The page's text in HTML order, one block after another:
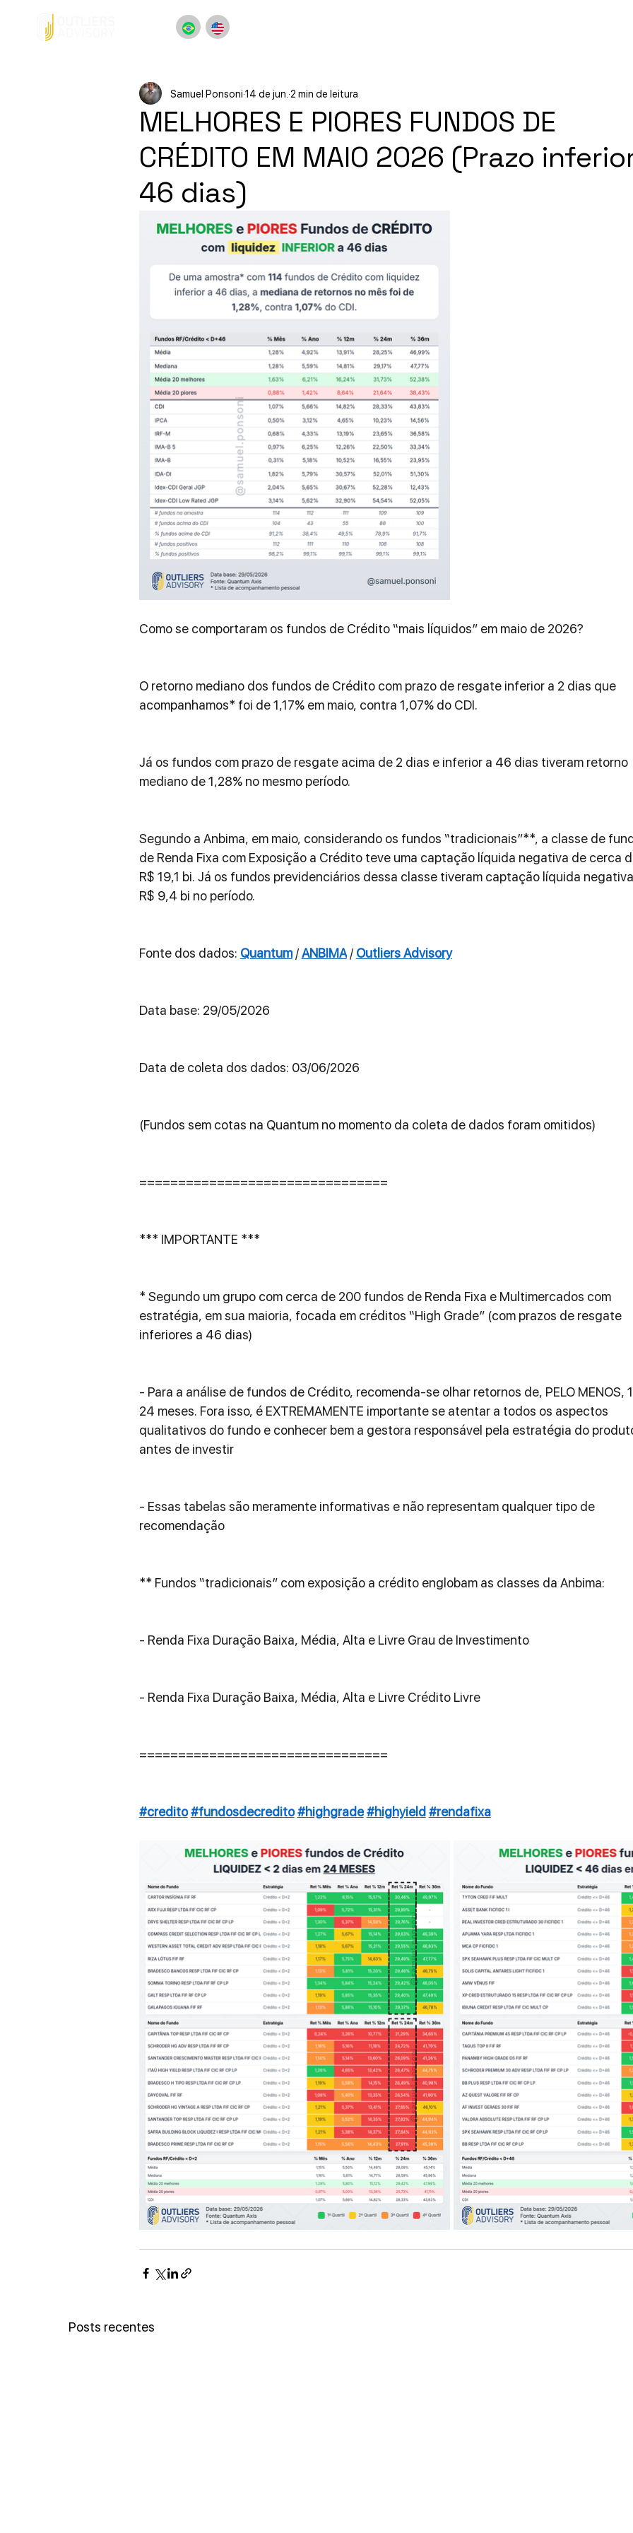
MELHORES E PIORES FUNDOS DE
CRÉDITO EM MAIO 2026 (Prazo
46 dias)
Samuel Ponsoni14 de jun. 2 min de leitura
Como se comportaram os fundos de Crédito “mais líquidos” em maio de 2026?
O retorno mediano dos fundos de Crédito com prazo de resgate inferior a 2 dias que
acompanhamos* foi de 1,17% em maio, contra 1,07% do CDI.
Já os fundos com prazo de resgate acima de 2 dias e inferior a 46 dias tiveram retorno
mediano de 1,28% no mesmo período.
Segundo a Anbima, em maio, considerando os fundos “tradicionais”**, a classe de
de Renda Fixa com Exposição a Crédito teve uma captação líquida negativa de cerca
R$ 19,1 bi. Já os fundos previdenciários dessa classe tiveram captação líquida
R$ 9,4 bi no período.
Fonte dos dados: Quantum / ANBIMA / Outliers Advisory
Data base: 29/05/2026
Data de coleta dos dados: 03/06/2026
(Fundos sem cotas na Quantum no momento da coleta de dados foram omitidos)
================================
*** IMPORTANTE ***
* Segundo um grupo com cerca de 200 fundos de Renda Fixa e Multimercados com
estratégia, em sua maioria, focada em créditos “High Grade” (com prazos de resgate
inferiores a 46 dias)
- Para a análise de fundos de Crédito, recomenda-se olhar retornos de, PELO MENOS,
24 meses. Fora isso, é EXTREMAMENTE importante se atentar a todos os aspectos
qualitativos do fundo e conhecer bem a gestora responsável pela estratégia do
antes de investir
- Essas tabelas são meramente informativas e não representam qualquer tipo de
recomendação
** Fundos “tradicionais” com exposição a crédito englobam as classes da Anbima:
- Renda Fixa Duração Baixa, Média, Alta e Livre Grau de Investimento
- Renda Fixa Duração Baixa, Média, Alta e Livre Crédito Livre
================================
#credito #fundosdecredito #highgrade #highyield #rendafixa
Posts recentes